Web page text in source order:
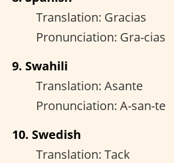
Translation: Gracias
Pronunciation: Gra-cias
9. Swahili
Translation: Asante
Pronunciation: A-san-te
10. Swedish
Translation: Tack